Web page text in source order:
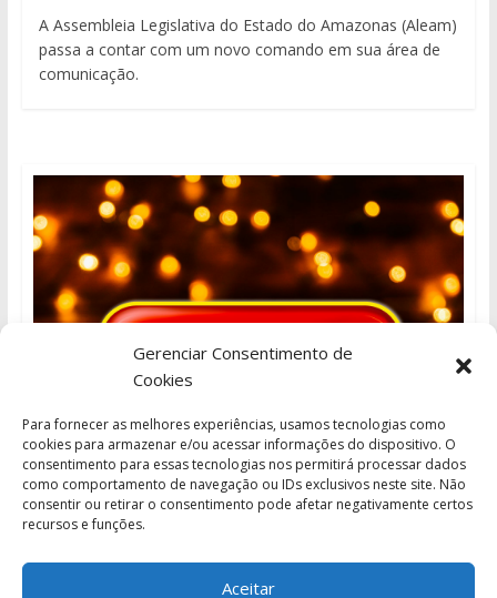
Gerenciar Consentimento de
Cookies
Para fornecer as melhores experiências, usamos tecnologias como
cookies para armazenar e/ou acessar informações do dispositivo. O
consentimento para essas tecnologias nos permitirá processar dados
como comportamento de navegação ou IDs exclusivos neste site. Não
consentir ou retirar o consentimento pode afetar negativamente certos
recursos e funções.
Aceitar
A Assembleia Legislativa do Estado do Amazonas (Aleam)
passa a contar com um novo comando em sua área de
comunicação.